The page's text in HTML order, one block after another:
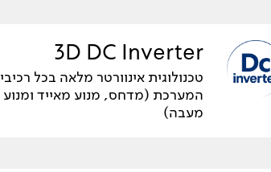
3D DC Inverter
טכנולוגית אינוורטר מלאה בכל רכיבי
המערכת (מדחס, מנוע מאייד ומנוע
מעבה)